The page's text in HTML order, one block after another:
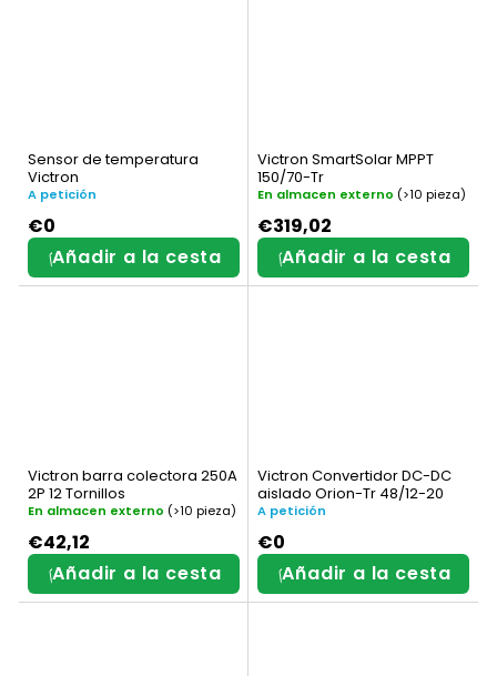
Sensor de temperatura
Victron
A petición
€0
Añadir a la cesta
Victron SmartSolar MPPT
150/70-Tr
En almacen externo (>10 pieza)
€319,02
Añadir a la cesta
Victron barra colectora 250A
2P 12 Tornillos
En almacen externo (>10 pieza)
€42,12
Añadir a la cesta
Victron Convertidor DC-DC
aislado Orion-Tr 48/12-20
A petición
€0
Añadir a la cesta